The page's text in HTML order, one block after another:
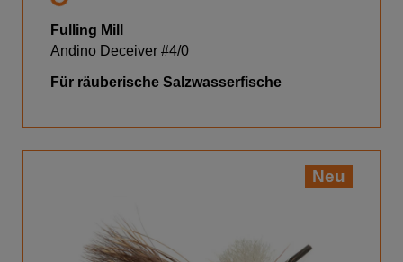
Fulling Mill
Andino Deceiver #4/0
Für räuberische Salzwasserfische
Neu